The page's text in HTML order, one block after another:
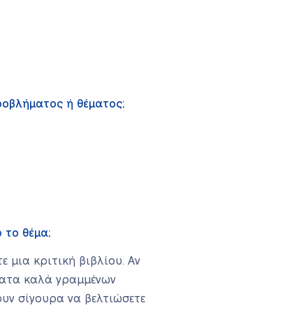
ή θέματος;
το θέμα;
κριτική βιβλίου. Αν
καλά γραμμένων
σίγουρα να βελτιώσετε